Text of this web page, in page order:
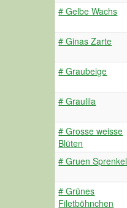
# Gelbe Wachs
# Ginas Zarte
# Graubeige
# Graulila
# Grosse weisse
Blüten
# Gruen Sprenkel
# Grünes
Filetböhnchen